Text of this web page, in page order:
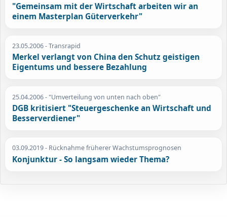
"Gemeinsam mit der Wirtschaft arbeiten wir an
einem Masterplan Güterverkehr"
23.05.2006- Transrapid
Merkel verlangt von China den Schutz geistigen
Eigentums und bessere Bezahlung
25.04.2006- "Umverteilung von unten nach oben"
DGB kritisiert "Steuergeschenke an Wirtschaft und
Besserverdiener"
03.09.2019- Rücknahme früherer Wachstumsprognosen
Konjunktur - So langsam wieder Thema?